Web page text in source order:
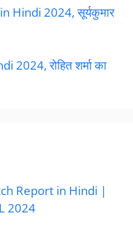
Hindi 2024, सूर्यकुमार
रोहित शर्मा का
Report in Hindi |
2024